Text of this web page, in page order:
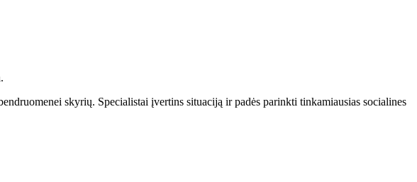
skyrių. Specialistai įvertins situaciją ir padės parinkti tinkamiausias socialines